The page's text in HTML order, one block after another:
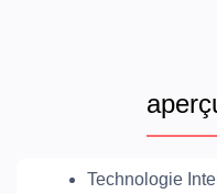
Technologie